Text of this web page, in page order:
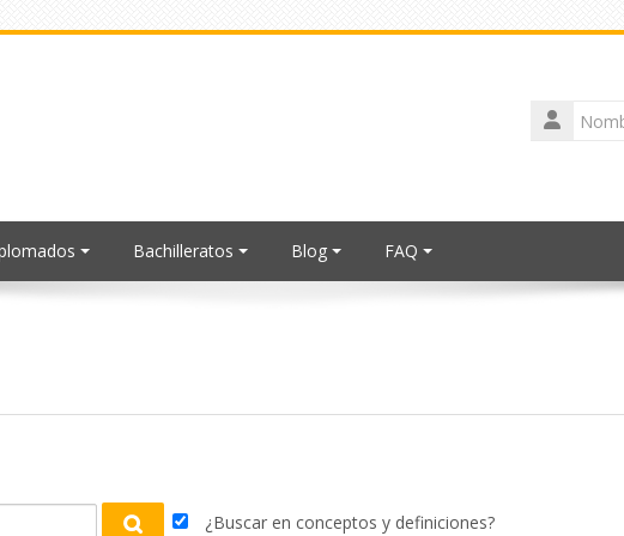
Nombre
de
Bachilleratos Blog FAQ
¿Buscar en conceptos y definiciones?